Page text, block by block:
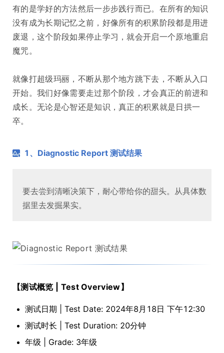
有的是学好的方法然后一步步践行而已。在所有的知识
没有成为长期记忆之前，好像所有的积累阶段都是用进
废退，这个阶段如果停止学习，就会开启一个原地重启
魔咒。
就像打超级玛丽，不断从那个地方跳下去，不断从入口
开始。我们好像需要走过那个阶段，才会真正的前进和
成长。无论是心智还是知识，真正的积累就是日拱一
卒。
1、Diagnostic Report 测试结果
要去尝到清晰决策下，耐心带给你的甜头。从具体数
据里去发掘果实。
【测试概览 | Test Overview】
测试日期 | Test Date: 2024年8月18日 下午12:30
测试时长 | Test Duration: 20分钟
年级 | Grade: 3年级